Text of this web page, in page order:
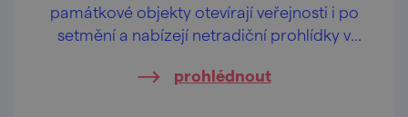
památkové objekty otevírají veřejnosti i po
setmění a nabízejí netradiční prohlídky v
prohlédnout